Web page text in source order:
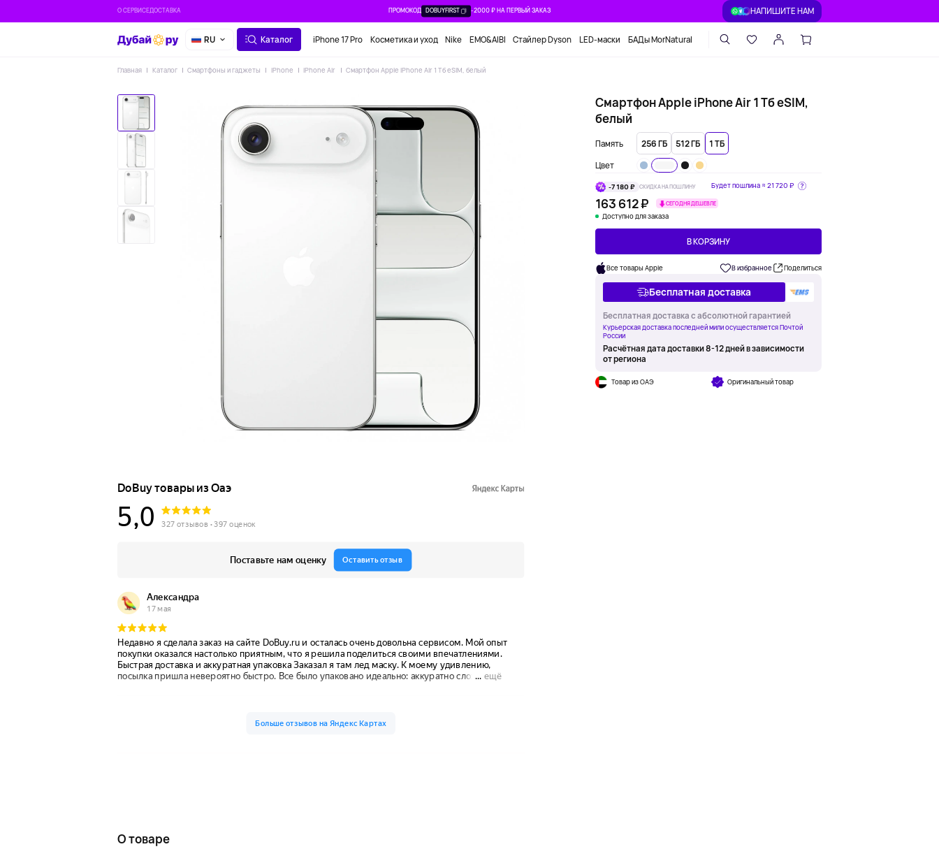
О СЕРВИСЕДОСТАВКА ПРОМОКОД DOBUYFIRST -2000 ₽ НА ПЕРВЫЙ ЗАКАЗ НАПИШИТЕ НАМ
RU Каталог iPhone 17 Pro Косметика и уход Nike EMO&AIBI Стайлер Dyson LED-маски БАДы MorNatural
Главная Каталог Смартфоны и гаджеты iPhone iPhone Air Смартфон Apple iPhone Air 1 Тб eSIM, белый
Смартфон Apple iPhone Air 1 Тб eSIM,
белый
Память 256 ГБ 512 ГБ 1 ТБ
Цвет
-7 180 ₽ СКИДКА НА ПОШЛИНУ Будет пошлина ≈ 21 720 ₽
163 612 ₽ СЕГОДНЯ ДЕШЕВЛЕ
Доступно для заказа
В КОРЗИНУ
Все товары Apple В избранное Поделиться
Бесплатная доставка
Бесплатная доставка с абсолютной гарантией
Курьерская доставка последней мили осуществляется Почтой
России
Расчётная дата доставки 8-12 дней в зависимости
от региона
Товар из ОАЭ Оригинальный товар
О товаре